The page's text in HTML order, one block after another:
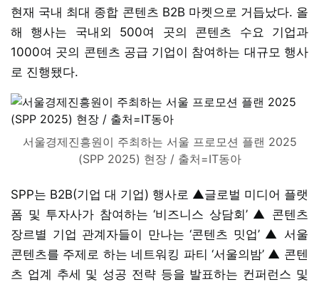
현재 국내 최대 종합 콘텐츠 B2B 마켓으로 거듭났다. 올
해 행사는 국내외 500여 곳의 콘텐츠 수요 기업과
1000여 곳의 콘텐츠 공급 기업이 참여하는 대규모 행사
로 진행됐다.
서울경제진흥원이 주최하는 서울 프로모션 플랜 2025
(SPP 2025) 현장 / 출처=IT동아
SPP는 B2B(기업 대 기업) 행사로 ▲글로벌 미디어 플랫
폼 및 투자사가 참여하는 ‘비즈니스 상담회’ ▲ 콘텐츠
장르별 기업 관계자들이 만나는 ‘콘텐츠 밋업’ ▲ 서울
콘텐츠를 주제로 하는 네트워킹 파티 ‘서울의밤’ ▲ 콘텐
츠 업계 추세 및 성공 전략 등을 발표하는 컨퍼런스 및